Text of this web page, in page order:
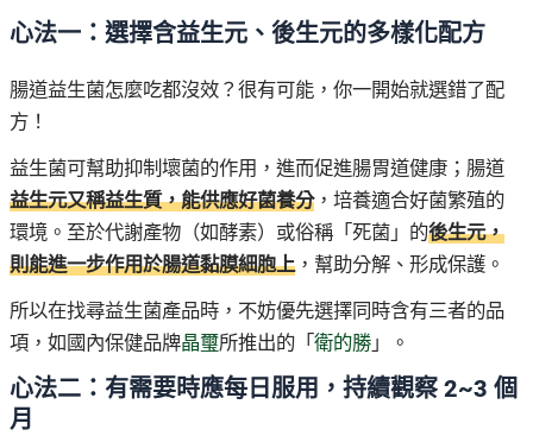
心法一：選擇含益生元、後生元的多樣化配方
腸道益生菌怎麼吃都沒效？很有可能，你一開始就選錯了配
方！
益生菌可幫助抑制壞菌的作用，進而促進腸胃道健康；腸道
益生元又稱益生質，能供應好菌養分，培養適合好菌繁殖的
環境。至於代謝產物（如酵素）或俗稱「死菌」的後生元，
則能進一步作用於腸道黏膜細胞上，幫助分解、形成保護。
所以在找尋益生菌產品時，不妨優先選擇同時含有三者的品
項，如國內保健品牌晶璽所推出的「衛的勝 」。
心法二：有需要時應每日服用，持續觀察 2~3 個
月